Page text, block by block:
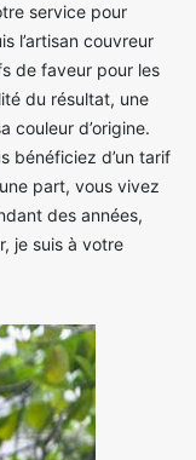
service pour
l’artisan couvreur
de faveur pour les
du résultat, une
couleur d’origine.
bénéficiez d’un tarif
part, vous vivez
des années,
je suis à votre